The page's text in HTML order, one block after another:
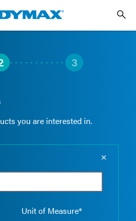
3
you are interested in.
Unit of Measure*